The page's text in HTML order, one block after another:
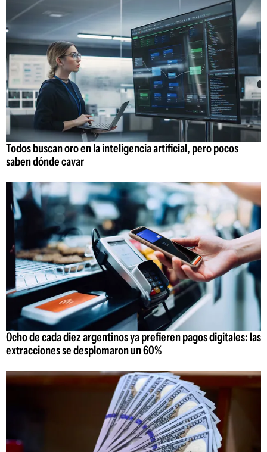
Todos buscan oro en la inteligencia artificial, pero pocos
saben dónde cavar
Ocho de cada diez argentinos ya prefieren pagos digitales: las
extracciones se desplomaron un 60%